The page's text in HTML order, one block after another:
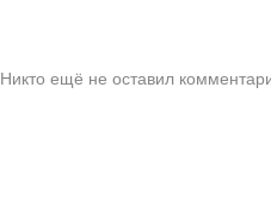
Никто ещё не оставил